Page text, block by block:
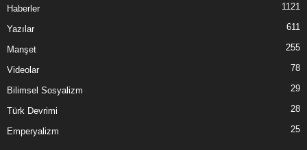
Haberler 1121
Yazılar 611
Manşet 255
Videolar 78
Bilimsel Sosyalizm 29
Türk Devrimi 28
Emperyalizm 25